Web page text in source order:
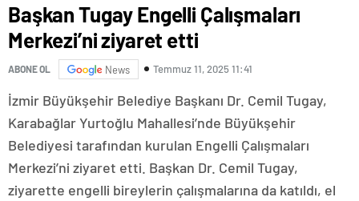
Başkan Tugay Engelli Çalışmaları
Merkezi’ni ziyaret etti
ABONE OL News Temmuz 11, 2025 11:41
İzmir Büyükşehir Belediye Başkanı Dr. Cemil Tugay,
Karabağlar Yurtoğlu Mahallesi’nde Büyükşehir
Belediyesi tarafından kurulan Engelli Çalışmaları
Merkezi’ni ziyaret etti. Başkan Dr. Cemil Tugay,
ziyarette engelli bireylerin çalışmalarına da katıldı, el